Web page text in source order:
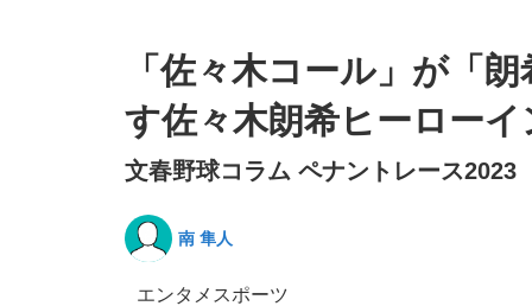
「敗因分析は一切聞かれなかった」侍ジャ
キングの誕生を、目撃せよ。
「佐々木コール」が「
す佐々木朗希ヒーロー
文春野球コラム ペナントレース2023
南 隼人
エンタメ スポーツ